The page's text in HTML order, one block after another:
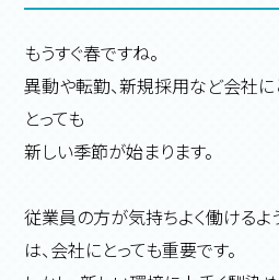
もうすぐ春ですね。
異動や転勤、新規採用など会社に
とっても
新しい季節が始まります。
従業員の方が気持ちよく働ける
は、会社にとっても重要です。